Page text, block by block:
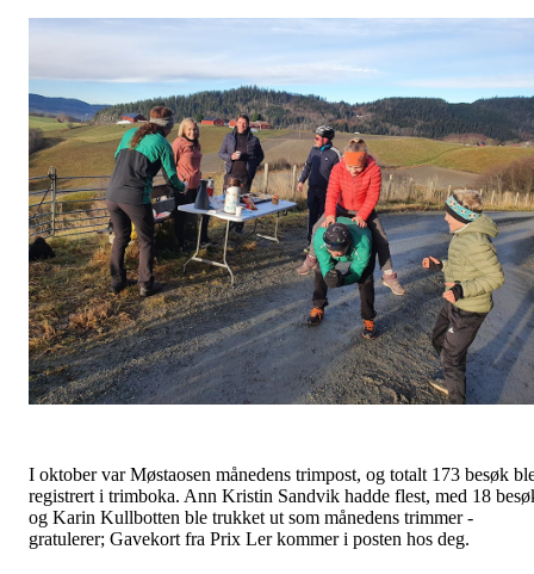
I oktober var Møstaosen månedens trimpost, og totalt 173 besøk
registrert i trimboka. Ann Kristin Sandvik hadde flest, med 18
og Karin Kullbotten ble trukket ut som månedens trimmer -
gratulerer; Gavekort fra Prix Ler kommer i posten hos deg.